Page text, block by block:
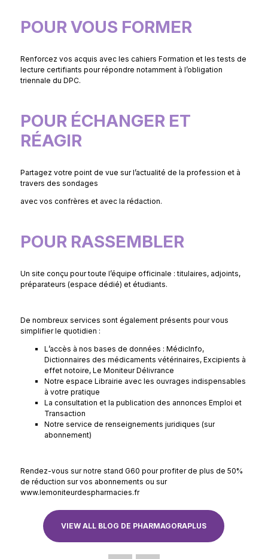
POUR VOUS FORMER
Renforcez vos acquis avec les cahiers Formation et les tests de
lecture certifiants pour répondre notamment à l’obligation
triennale du DPC.
POUR ÉCHANGER ET
RÉAGIR
Partagez votre point de vue sur l’actualité de la profession et à
travers des sondages
avec vos confrères et avec la rédaction.
POUR RASSEMBLER
Un site conçu pour toute l’équipe officinale : titulaires, adjoints,
préparateurs (espace dédié) et étudiants.
De nombreux services sont également présents pour vous
simplifier le quotidien :
L’accès à nos bases de données : MédicInfo,
Dictionnaires des médicaments vétérinaires, Excipients à
effet notoire, Le Moniteur Délivrance
Notre espace Librairie avec les ouvrages indispensables
à votre pratique
La consultation et la publication des annonces Emploi et
Transaction
Notre service de renseignements juridiques (sur
abonnement)
Rendez-vous sur notre stand G60 pour profiter de plus de 50%
de réduction sur vos abonnements ou sur
www.lemoniteurdespharmacies.fr
VIEW ALL BLOG DE PHARMAGORAPLUS